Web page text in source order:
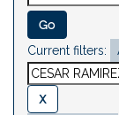
Current filters: